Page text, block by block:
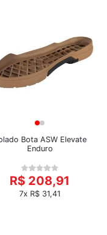
Bota ASW Elevate
Enduro
R$ 208,91
7x R$ 31,41